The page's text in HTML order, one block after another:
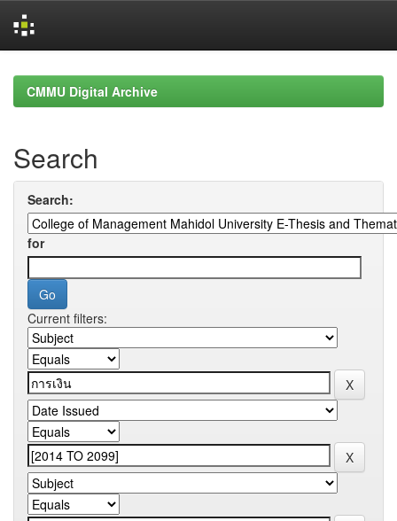
navigationCMMU Digital Archive
Search
Search:
for
Current filters: